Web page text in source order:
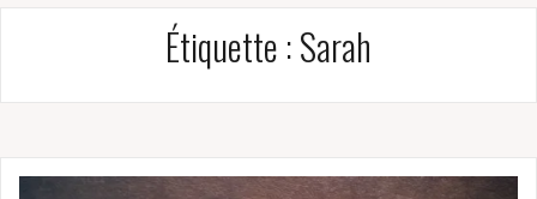
Étiquette :Sarah